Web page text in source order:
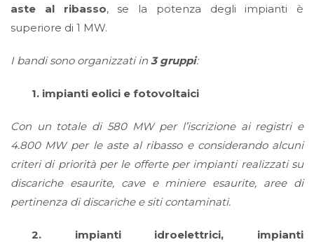
aste al ribasso, se la potenza degli impianti è
superiore di 1 MW.
I bandi sono organizzati in 3 gruppi:
1. impianti eolici e fotovoltaici
Con un totale di 580 MW per l’iscrizione ai registri e
4.800 MW per le aste al ribasso e considerando alcuni
criteri di priorità per le offerte per impianti realizzati su
discariche esaurite, cave e miniere esaurite, aree di
pertinenza di discariche e siti contaminati.
2. impianti idroelettrici, impianti